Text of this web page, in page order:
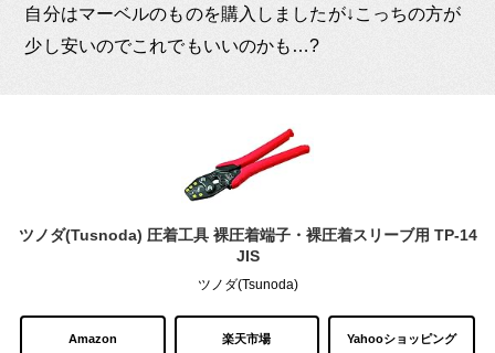
自分はマーベルのものを購入しましたが↓こっちの方が
少し安いのでこれでもいいのかも…?
ツノダ(Tusnoda) 圧着工具 裸圧着端子・裸圧着スリーブ用 TP-14
JIS
ツノダ(Tsunoda)
Amazon 楽天市場 Yahooショッピング